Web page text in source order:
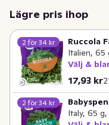
Lägre pris ihop
2 för 34 kr
Ruccola
Italien, 65
Välj &
17,93 kr
2 för 34 kr
Italy, 65